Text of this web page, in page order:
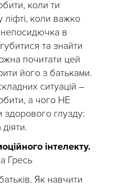
коли ти
ліфті, коли важко
в
та знайти
почитати цей
його з батьками.
ситуацій –
а чого НЕ
здорового глузду:
інтелекту.
Гресь
Як навчити